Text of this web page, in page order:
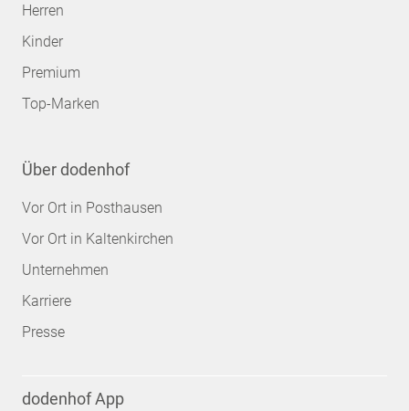
Herren
Kinder
Premium
Top-Marken
Über dodenhof
Vor Ort in Posthausen
Vor Ort in Kaltenkirchen
Unternehmen
Karriere
Presse
dodenhof App